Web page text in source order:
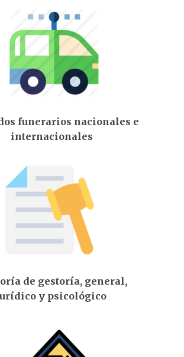
funerarios nacionales e
internacionales
de gestoría, general,
y psicológico